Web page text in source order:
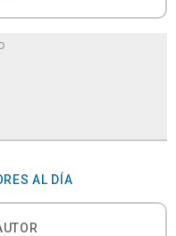
AL DÍA